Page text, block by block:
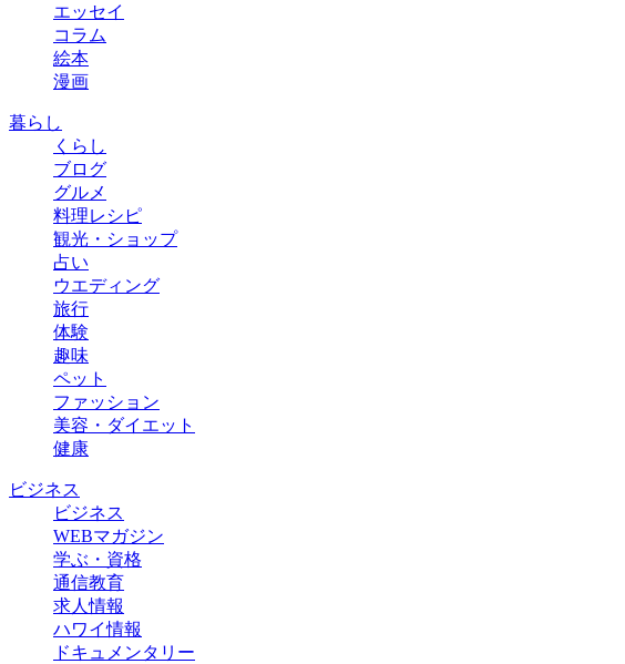
エッセイ
コラム
絵本
漫画
暮らし
くらし
ブログ
グルメ
料理レシピ
観光・ショップ
占い
ウエディング
旅行
体験
趣味
ペット
ファッション
美容・ダイエット
健康
ビジネス
ビジネス
WEBマガジン
学ぶ・資格
通信教育
求人情報
ハワイ情報
ドキュメンタリー